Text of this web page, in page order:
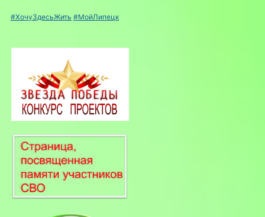
#ХочуЗдесьЖить #МойЛипецк